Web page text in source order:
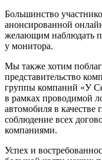
Большинство
анонсированной
желающим наблюдать
у монитора.
Мы также хотим
представительство
группы компаний «У
в рамках проводимой
автомобиля в качестве
соблюдение всех
компаниями.
Успех и